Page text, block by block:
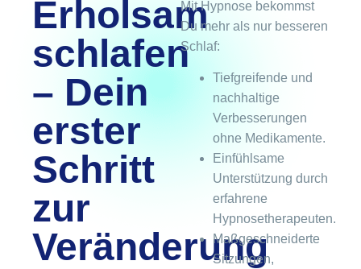
Erholsam
schlafen
– Dein
erster
Schritt
zur
Veränderung
Mit Hypnose bekommst
Du mehr als nur besseren
Schlaf:
Tiefgreifende und
nachhaltige
Verbesserungen
ohne Medikamente.
Einfühlsame
Unterstützung durch
erfahrene
Hypnosetherapeuten.
Maßgeschneiderte
Sitzungen,